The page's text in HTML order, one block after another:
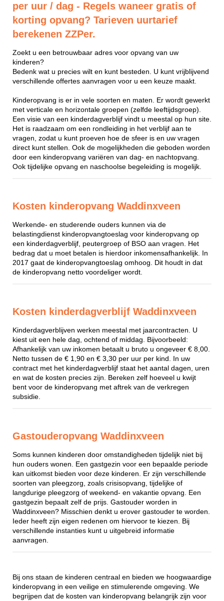
per uur / dag - Regels waneer gratis of
korting opvang? Tarieven uurtarief
berekenen ZZPer.
Zoekt u een betrouwbaar adres voor opvang van uw
kinderen?
Bedenk wat u precies wilt en kunt besteden. U kunt vrijblijvend
verschillende offertes aanvragen voor u een keuze maakt.
Kinderopvang is er in vele soorten en maten. Er wordt gewerkt
met verticale en horizontale groepen (zelfde leeftijdsgroep).
Een visie van een kinderdagverblijf vindt u meestal op hun site.
Het is raadzaam om een rondleiding in het verblijf aan te
vragen, zodat u kunt proeven hoe de sfeer is en uw vragen
direct kunt stellen. Ook de mogelijkheden die geboden worden
door een kinderopvang variëren van dag- en nachtopvang.
Ook tijdelijke opvang en naschoolse begeleiding is mogelijk.
Kosten kinderopvang Waddinxveen
Werkende- en studerende ouders kunnen via de
belastingdienst kinderopvangtoeslag voor kinderopvang op
een kinderdagverblijf, peutergroep of BSO aan vragen. Het
bedrag dat u moet betalen is hierdoor inkomensafhankelijk. In
2017 gaat de kinderopvangtoeslag omhoog. Dit houdt in dat
de kinderopvang netto voordeliger wordt.
Kosten kinderdagverblijf Waddinxveen
Kinderdagverblijven werken meestal met jaarcontracten. U
kiest uit een hele dag, ochtend of middag. Bijvoorbeeld:
Afhankelijk van uw inkomen betaalt u bruto u ongeveer € 8,00.
Netto tussen de € 1,90 en € 3,30 per uur per kind. In uw
contract met het kinderdagverblijf staat het aantal dagen, uren
en wat de kosten precies zijn. Bereken zelf hoeveel u kwijt
bent voor de kinderopvang met aftrek van de verkregen
subsidie.
Gastouderopvang Waddinxveen
Soms kunnen kinderen door omstandigheden tijdelijk niet bij
hun ouders wonen. Een gastgezin voor een bepaalde periode
kan uitkomst bieden voor deze kinderen. Er zijn verschillende
soorten van pleegzorg, zoals crisisopvang, tijdelijke of
langdurige pleegzorg of weekend- en vakantie opvang. Een
gastgezin bepaalt zelf de prijs. Gastouder worden in
Waddinxveen? Misschien denkt u erover gastouder te worden.
Ieder heeft zijn eigen redenen om hiervoor te kiezen. Bij
verschillende instanties kunt u uitgebreid informatie
aanvragen.
Bij ons staan de kinderen centraal en bieden we hoogwaardige
kinderopvang in een veilige en stimulerende omgeving. We
begrijpen dat de kosten van kinderopvang belangrijk zijn voor